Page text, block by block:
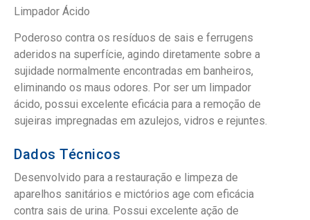
Limpador Ácido
Poderoso contra os resíduos de sais e ferrugens
aderidos na superfície, agindo diretamente sobre a
sujidade normalmente encontradas em banheiros,
eliminando os maus odores. Por ser um limpador
ácido, possui excelente eficácia para a remoção de
sujeiras impregnadas em azulejos, vidros e rejuntes.
Dados Técnicos
Desenvolvido para a restauração e limpeza de
aparelhos sanitários e mictórios age com eficácia
contra sais de urina. Possui excelente ação de